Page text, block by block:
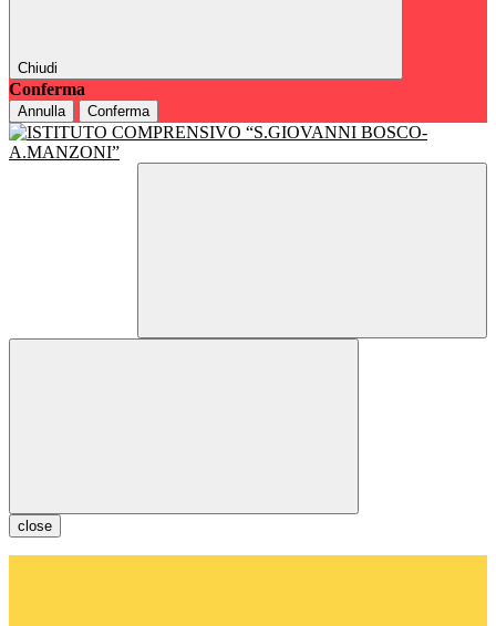
Chiudi
Conferma
Annulla Conferma
close